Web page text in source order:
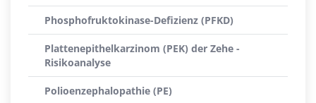
Phosphofruktokinase-Defizienz (PFKD)
Plattenepithelkarzinom (PEK) der Zehe -
Risikoanalyse
Polioenzephalopathie (PE)